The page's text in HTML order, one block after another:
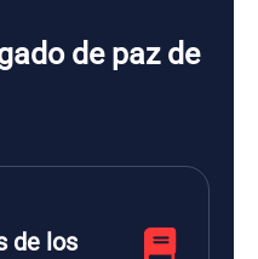
de paz de
de los